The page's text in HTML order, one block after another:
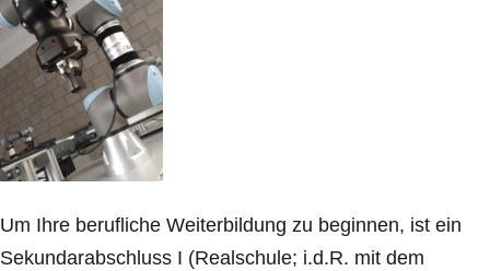
Um Ihre berufliche Weiterbildung zu beginnen, ist ein
Sekundarabschluss I (Realschule; i.d.R. mit dem